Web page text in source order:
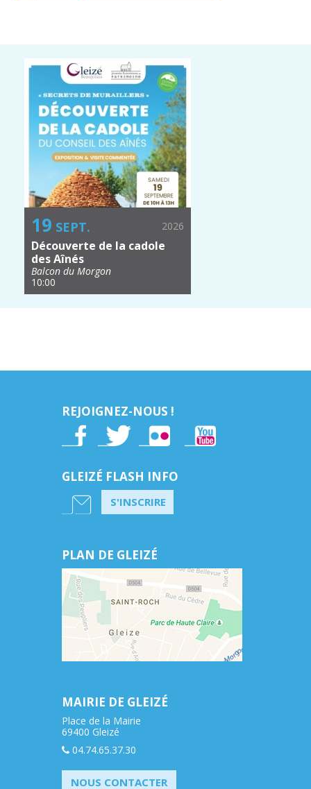
19 SEPT. 2026
Découverte de la cadole
des Aînés
Balcon du Morgon
10:00
REJOIGNEZ-NOUS !
GLEIZÉ FLASH INFO
S'INSCRIRE
PLAN DE GLEIZÉ
MAIRIE DE GLEIZÉ
Place de la Mairie
69400 Gleizé
04.74.65.37.30
NOUS CONTACTER